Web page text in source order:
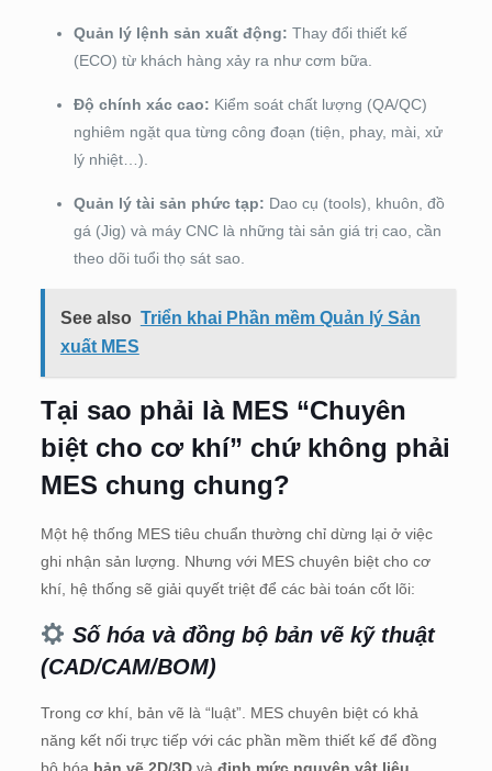
Quản lý lệnh sản xuất động: Thay đổi thiết kế
(ECO) từ khách hàng xảy ra như cơm bữa.
Độ chính xác cao: Kiểm soát chất lượng (QA/QC)
nghiêm ngặt qua từng công đoạn (tiện, phay, mài, xử
lý nhiệt…).
Quản lý tài sản phức tạp: Dao cụ (tools), khuôn, đồ
gá (Jig) và máy CNC là những tài sản giá trị cao, cần
theo dõi tuổi thọ sát sao.
See also Triển khai Phần mềm Quản lý Sản
xuất MES
Tại sao phải là MES “Chuyên
biệt cho cơ khí” chứ không phải
MES chung chung?
Một hệ thống MES tiêu chuẩn thường chỉ dừng lại ở việc
ghi nhận sản lượng. Nhưng với MES chuyên biệt cho cơ
khí, hệ thống sẽ giải quyết triệt để các bài toán cốt lõi:
Số hóa và đồng bộ bản vẽ kỹ thuật
(CAD/CAM/BOM)
Trong cơ khí, bản vẽ là “luật”. MES chuyên biệt có khả
năng kết nối trực tiếp với các phần mềm thiết kế để đồng